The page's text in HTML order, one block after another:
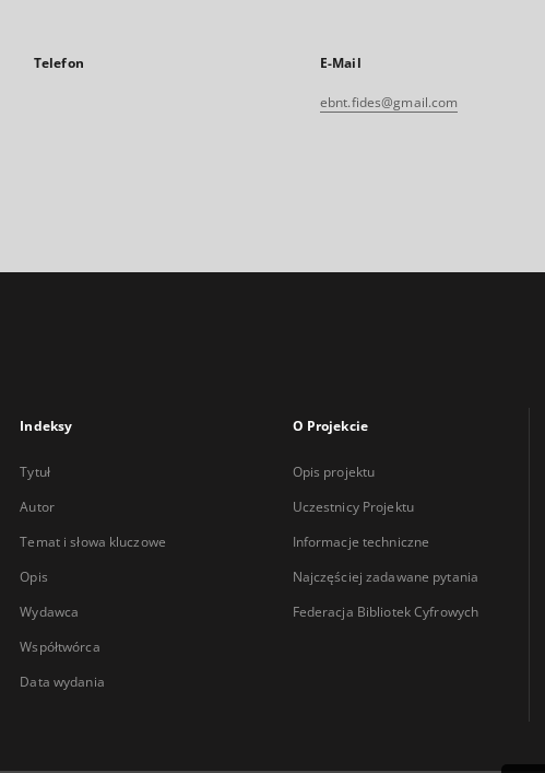
Telefon E-Mail
ebnt.fides@gmail.com
Indeksy
Tytuł
Autor
Temat i słowa kluczowe
Opis
Wydawca
Współtwórca
Data wydania
O Projekcie
Opis projektu
Uczestnicy Projektu
Informacje techniczne
Najczęściej zadawane pytania
Federacja Bibliotek Cyfrowych